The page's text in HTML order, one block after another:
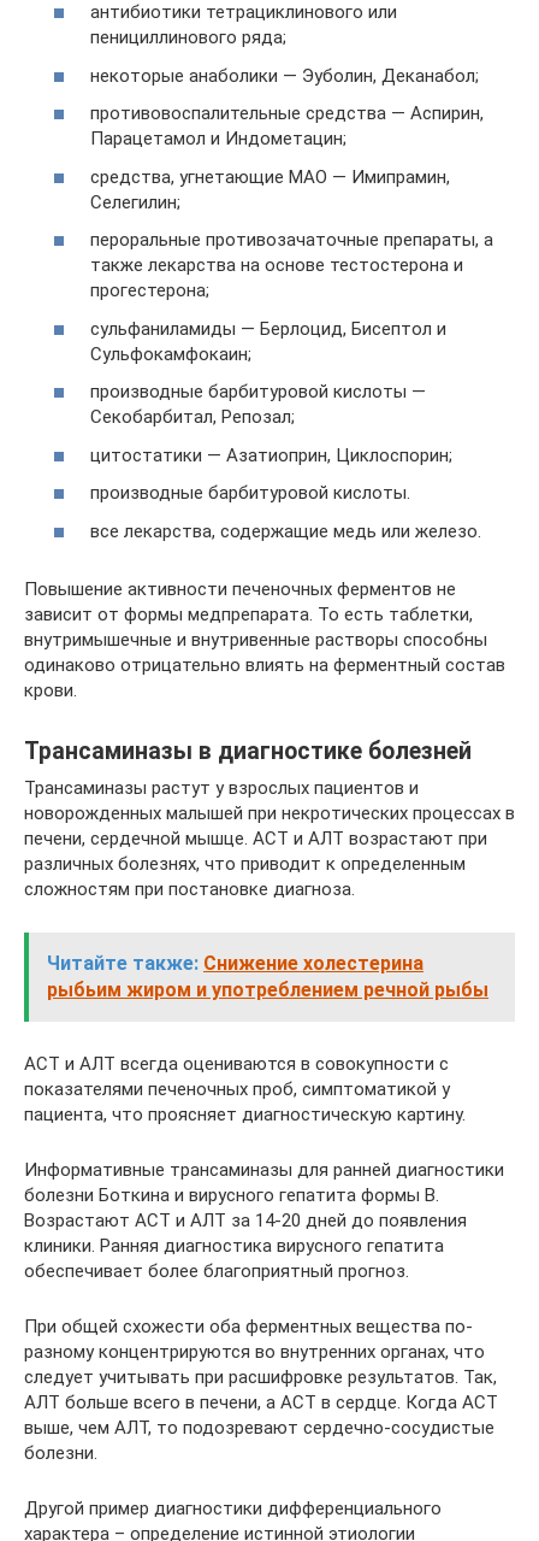
антибиотики тетрациклинового или
пенициллинового ряда;
некоторые анаболики — Эуболин, Деканабол;
противовоспалительные средства — Аспирин,
Парацетамол и Индометацин;
средства, угнетающие МАО — Имипрамин,
Селегилин;
пероральные противозачаточные препараты, а
также лекарства на основе тестостерона и
прогестерона;
сульфаниламиды — Берлоцид, Бисептол и
Сульфокамфокаин;
производные барбитуровой кислоты —
Секобарбитал, Репозал;
цитостатики — Азатиоприн, Циклоспорин;
производные барбитуровой кислоты.
все лекарства, содержащие медь или железо.
Повышение активности печеночных ферментов не
зависит от формы медпрепарата. То есть таблетки,
внутримышечные и внутривенные растворы способны
одинаково отрицательно влиять на ферментный состав
крови.
Трансаминазы в диагностике болезней
Трансаминазы растут у взрослых пациентов и
новорожденных малышей при некротических процессах в
печени, сердечной мышце. АСТ и АЛТ возрастают при
различных болезнях, что приводит к определенным
сложностям при постановке диагноза.
Читайте также: Снижение холестерина
рыбьим жиром и употреблением речной рыбы
АСТ и АЛТ всегда оцениваются в совокупности с
показателями печеночных проб, симптоматикой у
пациента, что проясняет диагностическую картину.
Информативные трансаминазы для ранней диагностики
болезни Боткина и вирусного гепатита формы B.
Возрастают АСТ и АЛТ за 14-20 дней до появления
клиники. Ранняя диагностика вирусного гепатита
обеспечивает более благоприятный прогноз.
При общей схожести оба ферментных вещества по-
разному концентрируются во внутренних органах, что
следует учитывать при расшифровке результатов. Так,
АЛТ больше всего в печени, а АСТ в сердце. Когда АСТ
выше, чем АЛТ, то подозревают сердечно-сосудистые
болезни.
Другой пример диагностики дифференциального
характера – определение истинной этиологии